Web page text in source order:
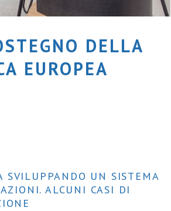
DELLA
EUROPEA
SVILUPPANDO UN SISTEMA
ALCUNI CASI DI